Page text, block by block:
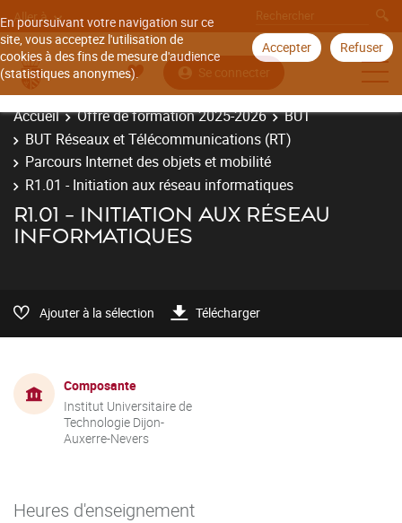
En poursuivant votre navigation sur ce
site, vous acceptez l'utilisation de
cookies à des fins de mesure d'audience
(statistiques anonymes).
Accepter Refuser
Aller à
Se connecter
Accueil Offre de formation 2025-2026
BUT
BUT Réseaux et Télécommunications (RT)
Parcours Internet des objets et mobilité
R1.01 - Initiation aux réseau informatiques
R1.01 - INITIATION AUX RÉSEAU
INFORMATIQUES
Ajouter à la sélection Télécharger
Composante
Institut Universitaire de
Technologie Dijon-
Auxerre-Nevers
Heures d'enseignement